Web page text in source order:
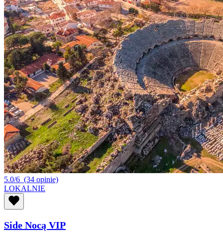
5.0/6 (34 opinie)
LOKALNIE
Side Nocą VIP